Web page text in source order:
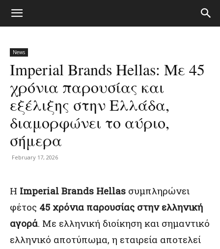
News
Imperial Brands Hellas: Με 45
χρόνια παρουσίας και
εξέλιξης στην Ελλάδα,
διαμορφώνει το αύριο,
σήμερα
February 17, 2026
Η Imperial Brands Hellas συμπληρώνει
φέτος 45 χρόνια παρουσίας στην ελληνική
αγορά. Με ελληνική διοίκηση και σημαντικό
ελληνικό αποτύπωμα, η εταιρεία αποτελεί